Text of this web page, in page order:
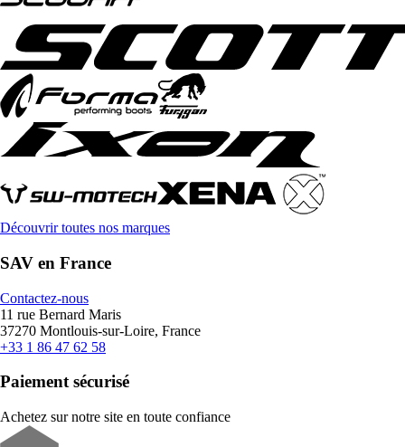
Découvrir toutes nos marques
SAV en France
Contactez-nous
11 rue Bernard Maris
37270 Montlouis-sur-Loire, France
+33 1 86 47 62 58
Paiement sécurisé
Achetez sur notre site en toute confiance